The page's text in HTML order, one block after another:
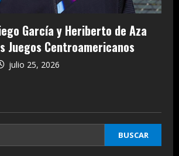
García y Heriberto de Aza
Juegos Centroamericanos
julio 25, 2026
BUSCAR